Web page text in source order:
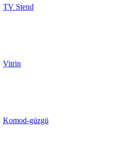
TV Stend
Vitrin
Komod-güzgü